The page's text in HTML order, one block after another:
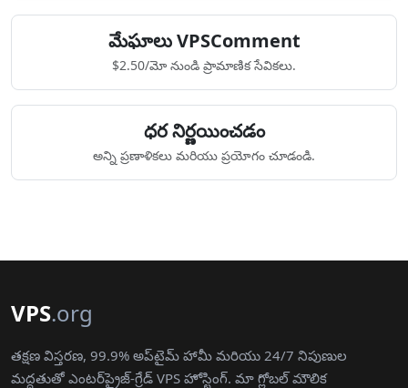
మేఘాలు VPSComment
$2.50/మో నుండి ప్రామాణిక సేవికలు.
ధర నిర్ణయించడం
అన్ని ప్రణాళికలు మరియు ప్రయోగం చూడండి.
VPS.org
తక్షణ విస్తరణ, 99.9% అప్‌టైమ్ హామీ మరియు 24/7 నిపుణుల
మద్దతుతో ఎంటర్‌ప్రైజ్-గ్రేడ్ VPS హోస్టింగ్. మా గ్లోబల్ మౌలిక